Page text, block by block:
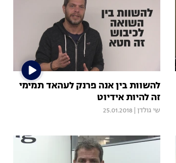
להשוות בין אנה פרנק לעהאד תמימי
זה להיות אידיוט
שי גולדן 25.01.2018